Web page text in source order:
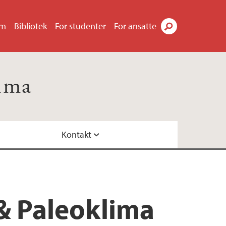
Bibliotek For studenter For ansatte
Kontakt
Paleoklima